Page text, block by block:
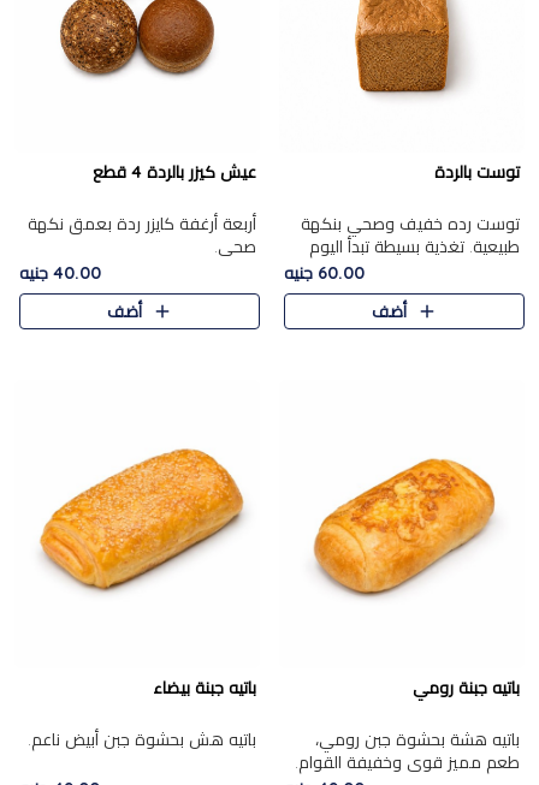
توست بالردة
توست رده خفيف وصحي بنكهة
طبيعية. تغذية بسيطة تبدأ اليوم
60.00 جنيه
أضف
عيش كيزر بالردة 4 قطع
أربعة أرغفة كايزر ردة بعمق نكهة
صحي.
40.00 جنيه
أضف
باتيه جبنة رومي
باتيه هشة بحشوة جبن رومي،
طعم مميز قوي وخفيفة القوام.
باتيه جبنة بيضاء
باتيه هش بحشوة جبن أبيض ناعم.